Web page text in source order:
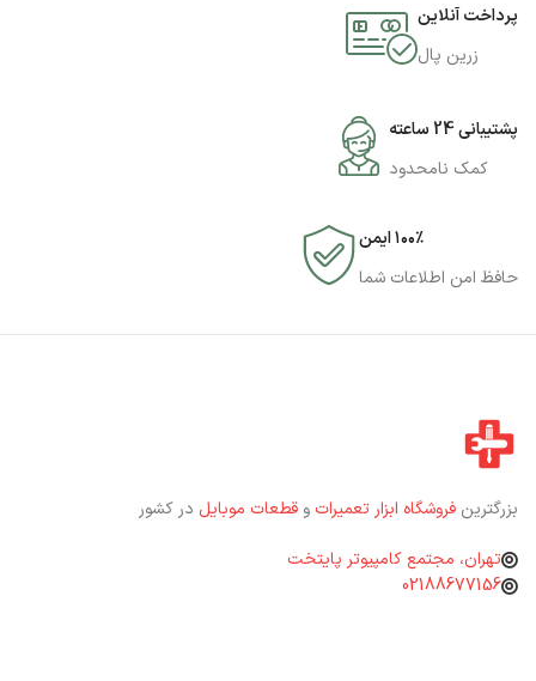
پرداخت آنلاین
زرین پال
پشتیبانی 24 ساعته
کمک نامحدود
۱۰۰٪ ایمن
حافظ امن اطلاعات شما
بزرگترین فروشگاه ابزار تعمیرات و قطعات موبایل در کشور
تهران، مجتمع کامپیوتر پایتخت
02188677156